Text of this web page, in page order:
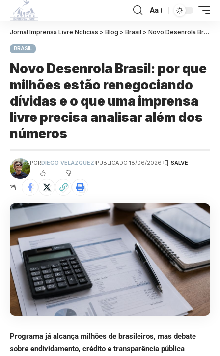
Aa
Jornal Imprensa Livre Notícias > Blog > Brasil > Novo Desenrola Brasil: por que milhões estão renegociando dívidas e o que uma imprensa livre precisa analisar além dos números
BRASIL
Novo Desenrola Brasil: por que
milhões estão renegociando
dívidas e o que uma imprensa
livre precisa analisar além dos
números
PORDIEGO VELÁZQUEZ PUBLICADO 18/06/2026
Programa já alcança milhões de brasileiros, mas debate
sobre endividamento, crédito e transparência pública